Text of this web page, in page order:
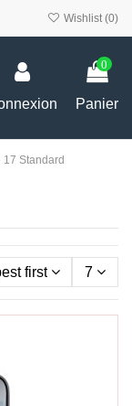
Wishlist (0)
0
Panier
17 Standard
first 7